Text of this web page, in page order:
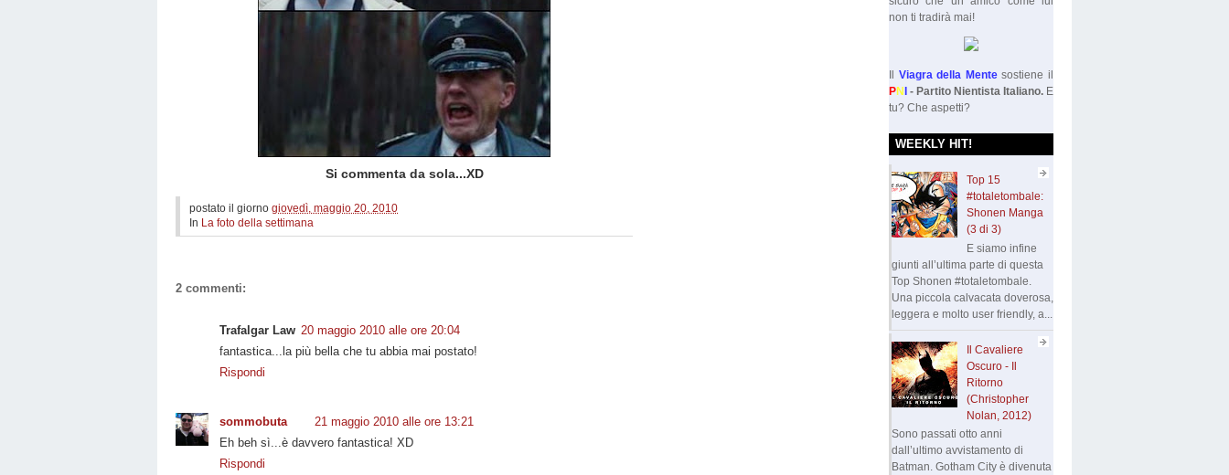
Si commenta da sola...XD
postato il giorno giovedì, maggio 20, 2010
In La foto della settimana
2 commenti:
Trafalgar Law 20 maggio 2010 alle ore 20:04
fantastica...la più bella che tu abbia mai postato!
Rispondi
sommobuta
21 maggio 2010 alle ore 13:21
Eh beh sì...è davvero fantastica! XD
Rispondi
non ti tradirà mai!
Il Viagra della Mentesostiene il
PNI - Partito Nientista Italiano. E
tu? Che aspetti?
WEEKLY HIT!
Top 15
#totaletombale:
Shonen Manga
(3 di 3)
E siamo infine
giunti all’ultima parte di questa
Top Shonen #totaletombale.
Una piccola calvacata doverosa,
leggera e molto user friendly, a...
Il Cavaliere
Oscuro - Il
Ritorno
(Christopher
Nolan, 2012)
Sono passati otto anni
dall’ultimo avvistamento di
Batman. Gotham City è divenuta